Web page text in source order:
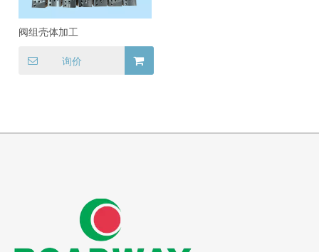
阀组壳体加工
询价